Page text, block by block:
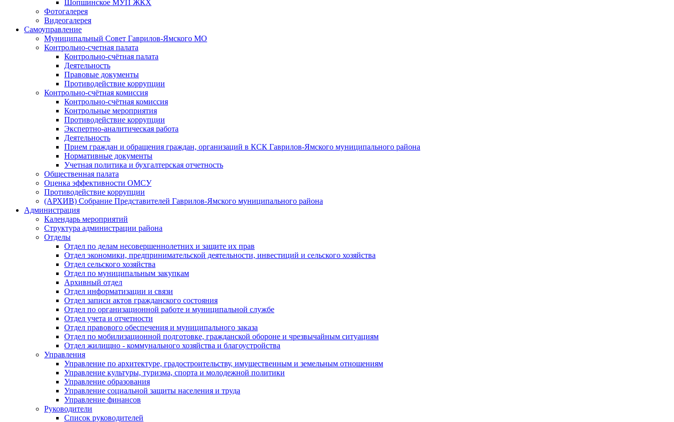
Шопшинское МУП ЖКХ
Фотогалерея
Видеогалерея
Самоуправление
Муниципальный Совет Гаврилов-Ямского МО
Контрольно-счетная палата
Контрольно-счётная палата
Деятельность
Правовые документы
Противодействие коррупции
Контрольно-счётная комиссия
Контрольно-счётная комиссия
Контрольные мероприятия
Противодействие коррупции
Экспертно-аналитическая работа
Деятельность
Прием граждан и обращения граждан, организаций в КСК Гаврилов-Ямского муниципального района
Нормативные документы
Учетная политика и бухгалтерская отчетность
Общественная палата
Оценка эффективности ОМСУ
Противодействие коррупции
(АРХИВ) Собрание Представителей Гаврилов-Ямского муниципального района
Администрация
Календарь мероприятий
Структура администрации района
Отделы
Отдел по делам несовершеннолетних и защите их прав
Отдел экономики, предпринимательской деятельности, инвестиций и сельского хозяйства
Отдел сельского хозяйства
Отдел по муниципальным закупкам
Архивный отдел
Отдел информатизации и связи
Отдел записи актов гражданского состояния
Отдел по организационной работе и муниципальной службе
Отдел учета и отчетности
Отдел правового обеспечения и муниципального заказа
Отдел по мобилизационной подготовке, гражданской обороне и чрезвычайным ситуациям
Отдел жилищно - коммунального хозяйства и благоустройства
Управления
Управление по архитектуре, градостроительству, имущественным и земельным отношениям
Управление культуры, туризма, спорта и молодежной политики
Управление образования
Управление социальной защиты населения и труда
Управление финансов
Руководители
Список руководителей